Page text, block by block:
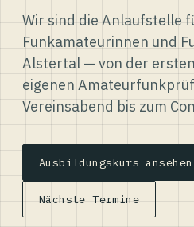
Wir sind die Anlaufstelle
Funkamateurinnen und
Alstertal — von der
eigenen
Vereinsabend bis zum
Ausbildungskurs ansehen
Nächste Termine